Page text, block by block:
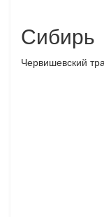
Сибирь
Червишевский